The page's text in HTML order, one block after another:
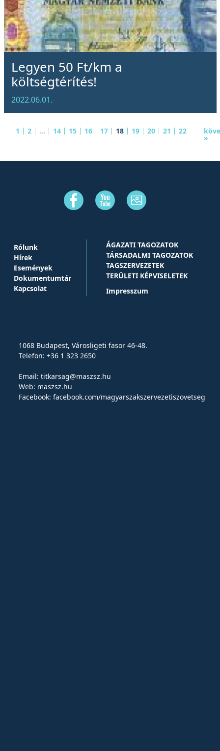
Legyen 50 Ft/km a
költségtérítés!
2022.06.01.
1 2 ... 14 15 16 17 18 19 20 21 22
»
Rólunk
Hírek
Események
Dokumentumtár
Kapcsolat
ÁGAZATI TAGOZATOK
TÁRSADALMI TAGOZATOK
TAGSZERVEZETEK
TERÜLETI KÉPVISELETEK
Impresszum
1068 Budapest, Városligeti fasor 46-48.
Telefon: +36 1 323 2650
Email: titkarsag@maszsz.hu
Web: maszsz.hu
Facebook: facebook.com/magyarszakszervezetiszovetseg